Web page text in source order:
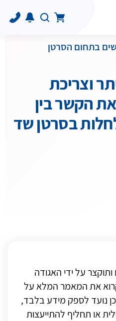
בתחום הסרטן
וצריכת
הקשר בין
על ידי האגודה
את המאמר המלא על
נועד לספק מידע בלבד,
או תחליף להתייעצות